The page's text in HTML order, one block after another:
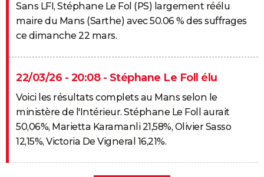
Sans LFI, Stéphane Le Fol (PS) largement réélu
maire du Mans (Sarthe) avec 50.06 % des suffrages
ce dimanche 22 mars.
22/03/26 - 20:08 - Stéphane Le Foll élu
Voici les résultats complets au Mans selon le
ministère de l'Intérieur. Stéphane Le Foll aurait
50,06%, Marietta Karamanli 21,58%, Olivier Sasso
12,15%, Victoria De Vigneral 16,21%.